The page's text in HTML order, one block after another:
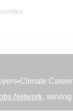
•Climate
Network,